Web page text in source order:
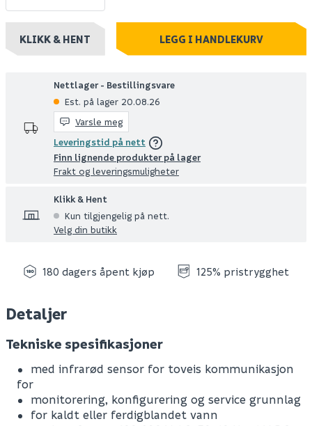
KLIKK & HENT LEGG I HANDLEKURV
Nettlager - Bestillingsvare
Est. på lager 20.08.26
Varsle meg
Leveringstid på nett
Finn lignende produkter på lager
Frakt og leveringsmuligheter
Klikk & Hent
Kun tilgjengelig på nett.
Velg din butikk
180 dagers åpent kjøp 125% pristrygghet
Detaljer
Tekniske spesifikasjoner
med infrarød sensor for toveis kommunikasjon
for
monitorering, konfigurering og service grunnlag
for kaldt eller ferdigblandet vann